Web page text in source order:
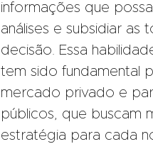
informações que
análises e subsidiar as
decisão. Essa
tem sido fundamental
mercado privado e
públicos, que buscam
estratégia para cada